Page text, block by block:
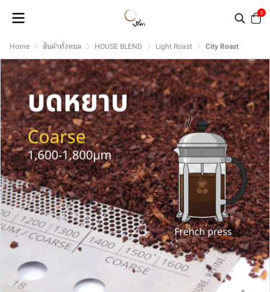
0
Home สินค้าทั้งหมด HOUSE BLEND Light Roast City Roast